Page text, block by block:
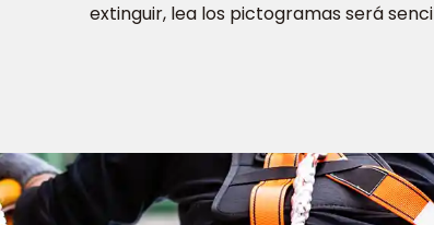
extinguir, lea los pictogramas será